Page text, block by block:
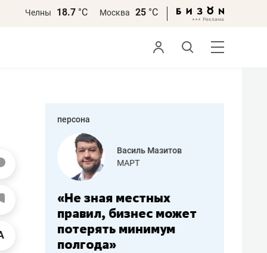
Челны 18.7 °С Москва 25 °С
персона
работа
Василь Мазитов
МАРТ
«Не зная местных
правил, бизнес может
потерять минимум
полгода»